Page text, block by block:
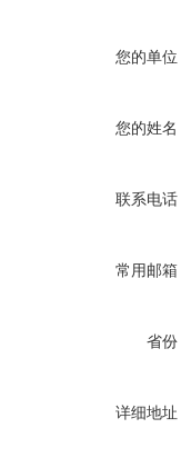
您的单位
您的姓名
联系电话
常用邮箱
省份
详细地址